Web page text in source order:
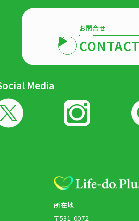
お問合せ
CONTACT
Media
所在地
〒531-0072